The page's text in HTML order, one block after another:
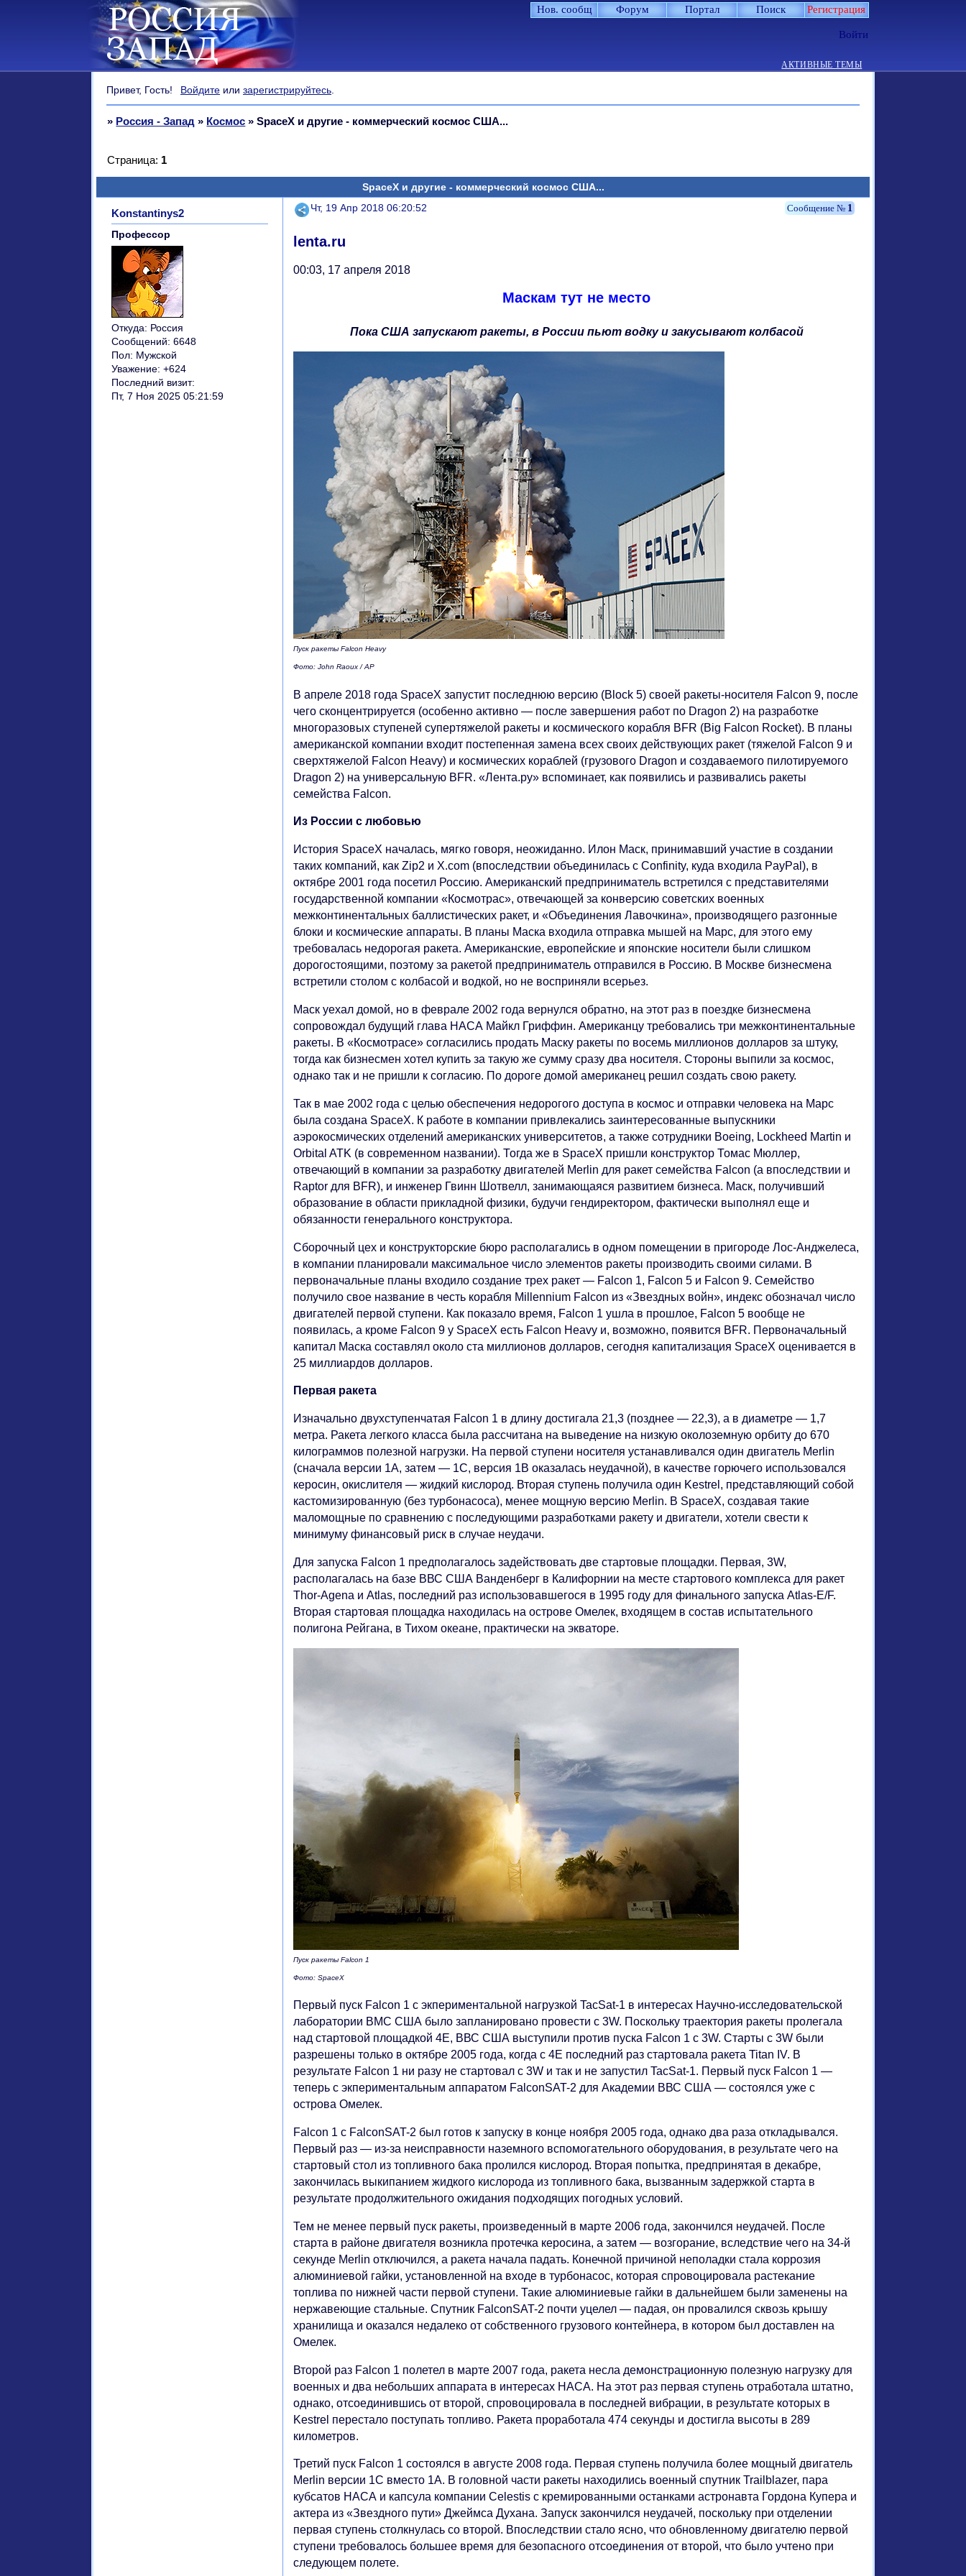
Нов. сообщ Форум Портал Поиск Регистрация
Войти
АКТИВНЫЕ ТЕМЫ
Привет, Гость! Войдите илизарегистрируйтесь.
» Россия - Запад » Космос »SpaceX и другие - коммерческий космос США...
SpaceX и другие - коммерческий космос США...
Страница: 1
Поделиться 1
Чт, 19 Апр 2018 06:20:52
Konstantinys2
Профессор
Откуда: Россия
Сообщений: 6648
Пол: Мужской
Уважение: +624
Последний визит:
Пт, 7 Ноя 2025 05:21:59
lenta.ru
00:03, 17 апреля 2018
Маскам тут не место
Пока США запускают ракеты, в России пьют водку и закусывают колбасой
Пуск ракеты Falcon Heavy
Фото: John Raoux / AP
В апреле 2018 года SpaceX запустит последнюю версию (Block 5) своей ракеты-носителя Falcon 9, после
чего сконцентрируется (особенно активно — после завершения работ по Dragon 2) на разработке
многоразовых ступеней супертяжелой ракеты и космического корабля BFR (Big Falcon Rocket). В планы
американской компании входит постепенная замена всех своих действующих ракет (тяжелой Falcon 9 и
сверхтяжелой Falcon Heavy) и космических кораблей (грузового Dragon и создаваемого пилотируемого
Dragon 2) на универсальную BFR. «Лента.ру» вспоминает, как появились и развивались ракеты
семейства Falcon.
Из России с любовью
История SpaceX началась, мягко говоря, неожиданно. Илон Маск, принимавший участие в создании
таких компаний, как Zip2 и X.com (впоследствии объединилась с Confinity, куда входила PayPal), в
октябре 2001 года посетил Россию. Американский предприниматель встретился с представителями
государственной компании «Космотрас», отвечающей за конверсию советских военных
межконтинентальных баллистических ракет, и «Объединения Лавочкина», производящего разгонные
блоки и космические аппараты. В планы Маска входила отправка мышей на Марс, для этого ему
требовалась недорогая ракета. Американские, европейские и японские носители были слишком
дорогостоящими, поэтому за ракетой предприниматель отправился в Россию. В Москве бизнесмена
встретили столом с колбасой и водкой, но не восприняли всерьез.
Маск уехал домой, но в феврале 2002 года вернулся обратно, на этот раз в поездке бизнесмена
сопровождал будущий глава НАСА Майкл Гриффин. Американцу требовались три межконтинентальные
ракеты. В «Космотрасе» согласились продать Маску ракеты по восемь миллионов долларов за штуку,
тогда как бизнесмен хотел купить за такую же сумму сразу два носителя. Стороны выпили за космос,
однако так и не пришли к согласию. По дороге домой американец решил создать свою ракету.
Так в мае 2002 года с целью обеспечения недорогого доступа в космос и отправки человека на Марс
была создана SpaceX. К работе в компании привлекались заинтересованные выпускники
аэрокосмических отделений американских университетов, а также сотрудники Boeing, Lockheed Martin и
Orbital ATK (в современном названии). Тогда же в SpaceX пришли конструктор Томас Мюллер,
отвечающий в компании за разработку двигателей Merlin для ракет семейства Falcon (а впоследствии и
Raptor для BFR), и инженер Гвинн Шотвелл, занимающаяся развитием бизнеса. Маск, получивший
образование в области прикладной физики, будучи гендиректором, фактически выполнял еще и
обязанности генерального конструктора.
Сборочный цех и конструкторские бюро располагались в одном помещении в пригороде Лос-Анджелеса,
в компании планировали максимальное число элементов ракеты производить своими силами. В
первоначальные планы входило создание трех ракет — Falcon 1, Falcon 5 и Falcon 9. Семейство
получило свое название в честь корабля Millennium Falcon из «Звездных войн», индекс обозначал число
двигателей первой ступени. Как показало время, Falcon 1 ушла в прошлое, Falcon 5 вообще не
появилась, а кроме Falcon 9 у SpaceX есть Falcon Heavy и, возможно, появится BFR. Первоначальный
капитал Маска составлял около ста миллионов долларов, сегодня капитализация SpaceX оценивается в
25 миллиардов долларов.
Первая ракета
Изначально двухступенчатая Falcon 1 в длину достигала 21,3 (позднее — 22,3), а в диаметре — 1,7
метра. Ракета легкого класса была рассчитана на выведение на низкую околоземную орбиту до 670
килограммов полезной нагрузки. На первой ступени носителя устанавливался один двигатель Merlin
(сначала версии 1A, затем — 1C, версия 1B оказалась неудачной), в качестве горючего использовался
керосин, окислителя — жидкий кислород. Вторая ступень получила один Kestrel, представляющий собой
кастомизированную (без турбонасоса), менее мощную версию Merlin. В SpaceX, создавая такие
маломощные по сравнению с последующими разработками ракету и двигатели, хотели свести к
минимуму финансовый риск в случае неудачи.
Для запуска Falcon 1 предполагалось задействовать две стартовые площадки. Первая, 3W,
располагалась на базе ВВС США Ванденберг в Калифорнии на месте стартового комплекса для ракет
Thor-Agena и Atlas, последний раз использовавшегося в 1995 году для финального запуска Atlas-E/F.
Вторая стартовая площадка находилась на острове Омелек, входящем в состав испытательного
полигона Рейгана, в Тихом океане, практически на экваторе.
Пуск ракеты Falcon 1
Фото: SpaceX
Первый пуск Falcon 1 с экпериментальной нагрузкой TacSat-1 в интересах Научно-исследовательской
лаборатории ВМС США было запланировано провести с 3W. Поскольку траектория ракеты пролегала
над стартовой площадкой 4E, ВВС США выступили против пуска Falcon 1 с 3W. Старты с 3W были
разрешены только в октябре 2005 года, когда с 4E последний раз стартовала ракета Titan IV. В
результате Falcon 1 ни разу не стартовал с 3W и так и не запустил TacSat-1. Первый пуск Falcon 1 —
теперь с экпериментальным аппаратом FalconSAT-2 для Академии ВВС США — состоялся уже с
острова Омелек.
Falcon 1 с FalconSAT-2 был готов к запуску в конце ноября 2005 года, однако два раза откладывался.
Первый раз — из-за неисправности наземного вспомогательного оборудования, в результате чего на
стартовый стол из топливного бака пролился кислород. Вторая попытка, предпринятая в декабре,
закончилась выкипанием жидкого кислорода из топливного бака, вызванным задержкой старта в
результате продолжительного ожидания подходящих погодных условий.
Тем не менее первый пуск ракеты, произведенный в марте 2006 года, закончился неудачей. После
старта в районе двигателя возникла протечка керосина, а затем — возгорание, вследствие чего на 34-й
секунде Merlin отключился, а ракета начала падать. Конечной причиной неполадки стала коррозия
алюминиевой гайки, установленной на входе в турбонасос, которая спровоцировала растекание
топлива по нижней части первой ступени. Такие алюминиевые гайки в дальнейшем были заменены на
нержавеющие стальные. Спутник FalconSAT-2 почти уцелел — падая, он провалился сквозь крышу
хранилища и оказался недалеко от собственного грузового контейнера, в котором был доставлен на
Омелек.
Второй раз Falcon 1 полетел в марте 2007 года, ракета несла демонстрационную полезную нагрузку для
военных и два небольших аппарата в интересах НАСА. На этот раз первая ступень отработала штатно,
однако, отсоединившись от второй, спровоцировала в последней вибрации, в результате которых в
Kestrel перестало поступать топливо. Ракета проработала 474 секунды и достигла высоты в 289
километров.
Третий пуск Falcon 1 состоялся в августе 2008 года. Первая ступень получила более мощный двигатель
Merlin версии 1C вместо 1A. В головной части ракеты находились военный спутник Trailblazer, пара
кубсатов НАСА и капсула компании Celestis с кремированными останками астронавта Гордона Купера и
актера из «Звездного пути» Джеймса Духана. Запуск закончился неудачей, поскольку при отделении
первая ступень столкнулась со второй. Впоследствии стало ясно, что обновленному двигателю первой
ступени требовалось большее время для безопасного отсоединения от второй, что было учтено при
следующем полете.